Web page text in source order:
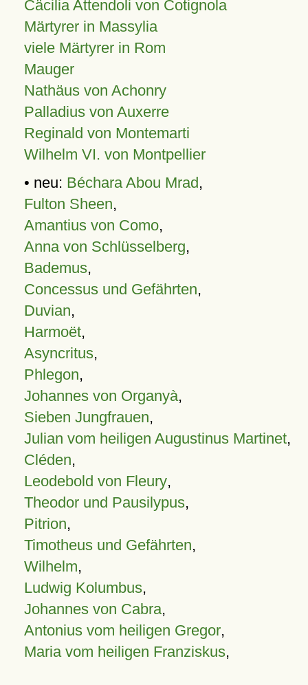
Cäcilia Attendoli von Cotignola
Märtyrer in Massylia
viele Märtyrer in Rom
Mauger
Nathäus von Achonry
Palladius von Auxerre
Reginald von Montemarti
Wilhelm VI. von Montpellier
• neu: Béchara Abou Mrad,
Fulton Sheen,
Amantius von Como,
Anna von Schlüsselberg,
Bademus,
Concessus und Gefährten,
Duvian,
Harmoët,
Asyncritus,
Phlegon,
Johannes von Organyà,
Sieben Jungfrauen,
Julian vom heiligen Augustinus Martinet,
Cléden,
Leodebold von Fleury,
Theodor und Pausilypus,
Pitrion,
Timotheus und Gefährten,
Wilhelm,
Ludwig Kolumbus,
Johannes von Cabra,
Antonius vom heiligen Gregor,
Maria vom heiligen Franziskus,